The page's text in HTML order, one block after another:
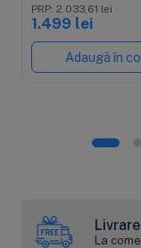
stadii, eficienta
remineralizare cu
si magneziu
PRP: 2.033,61 lei
1.499 lei
Adaugă în
La